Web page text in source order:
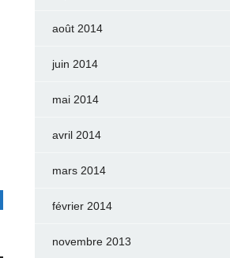
août 2014
juin 2014
mai 2014
avril 2014
mars 2014
février 2014
novembre 2013